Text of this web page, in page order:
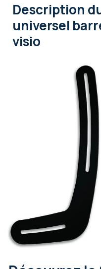
Description
universel
visio